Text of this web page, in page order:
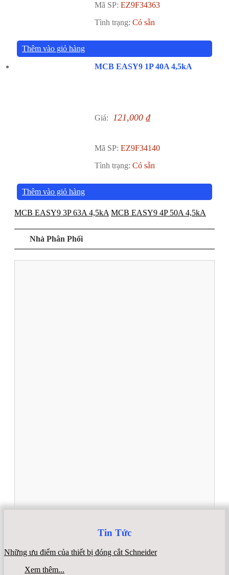
Mã SP: EZ9F34363
Tình trạng: Có sẵn
Thêm vào giỏ hàng
MCB EASY9 1P 40A 4,5kA
Giá: 121,000 ₫
Mã SP: EZ9F34140
Tình trạng: Có sẵn
Thêm vào giỏ hàng
MCB EASY9 3P 63A 4,5kA MCB EASY9 4P 50A 4,5kA
Nhà Phân Phối
Tin Tức
Những ưu điểm của thiết bị đóng cắt Schneider
Xem thêm...